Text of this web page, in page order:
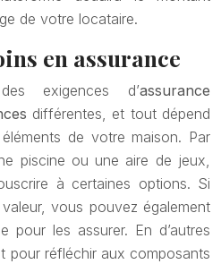
de votre locataire.
en assurance
exigences d’assurance
différentes, et tout dépend
de votre maison. Par
piscine ou une aire de jeux,
à certaines options. Si
vous pouvez également
pour les assurer. En d’autres
pour réfléchir aux composants